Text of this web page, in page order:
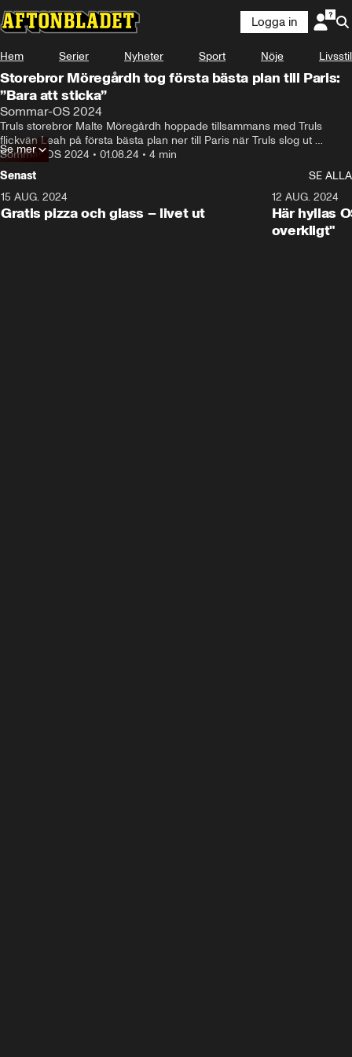
Logga in
Hem Serier Nyheter Sport Nöje Livsstil
Storebror Möregårdh tog första bästa plan till Paris:
”Bara att sticka”
Sommar-OS 2024
Truls storebror Malte Möregårdh hoppade tillsammans med Truls
flickvän Leah på första bästa plan ner till Paris när Truls slog ut
världsettan och tog sig till åttondelsfinal i OS.
Sommar-OS 2024 • 01.08.24 • 4 min
Se mer
Senast
SE ALLA
15 AUG. 2024
Gratis pizza och glass – livet ut
12 AUG. 2024
Här hyllas
overkligt"